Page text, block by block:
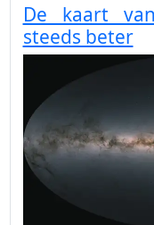
De kaart
steeds beter